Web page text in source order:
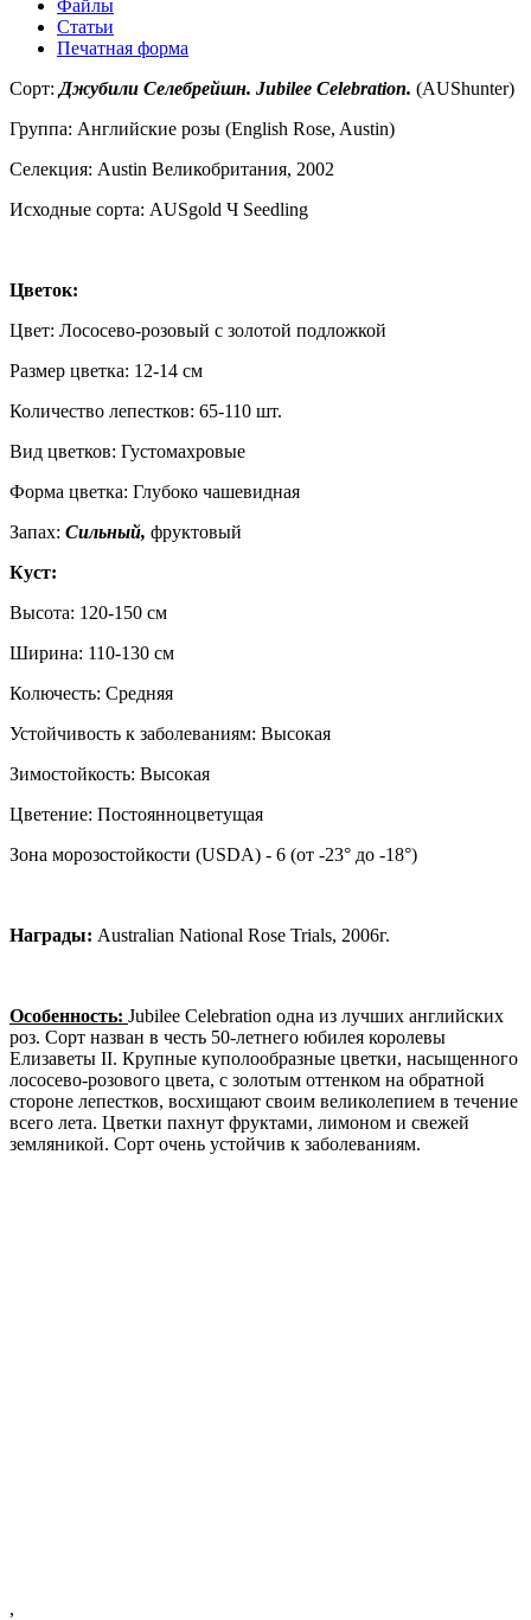
Файлы
Статьи
Печатная форма
Сорт: Джубили Селебрейшн. Jubilee Celebration. (AUShunter)
Группа: Английские розы (English Rose, Austin)
Селекция: Austin Великобритания, 2002
Исходные сорта: AUSgold Ч Seedling
Цветок:
Цвет: Лососево-розовый с золотой подложкой
Размер цветка: 12-14 см
Количество лепестков: 65-110 шт.
Вид цветков: Густомахровые
Форма цветка: Глубоко чашевидная
Запах: Сильный, фруктовый
Куст:
Высота: 120-150 см
Ширина: 110-130 см
Колючесть: Средняя
Устойчивость к заболеваниям: Высокая
Зимостойкость: Высокая
Цветение: Постоянноцветущая
Зона морозостойкости (USDA) - 6 (от -23° до -18°)
Награды: Australian National Rose Trials, 2006г.
Особенность: Jubilee Celebration одна из лучших английских
роз. Сорт назван в честь 50-летнего юбилея королевы
Елизаветы II. Крупные куполообразные цветки, насыщенного
лососево-розового цвета, с золотым оттенком на обратной
стороне лепестков, восхищают своим великолепием в течение
всего лета. Цветки пахнут фруктами, лимоном и свежей
земляникой. Сорт очень устойчив к заболеваниям.
,